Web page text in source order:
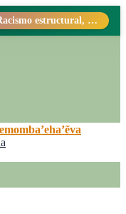
Racismo estructural, perfilamiento racial y abolicionismo carcelario.